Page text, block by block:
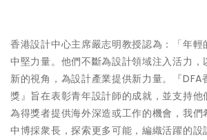
香港設計中心主席嚴志明教授認為：「年輕
中堅力量。他們不斷為設計領域注入活力
新的視角，為設計產業提供新力量。『DFA
獎』旨在表彰青年設計師的成就，並支持他
為得獎者提供海外深造或工作的機會，我們
中博採衆長，探索更多可能，編織活躍的